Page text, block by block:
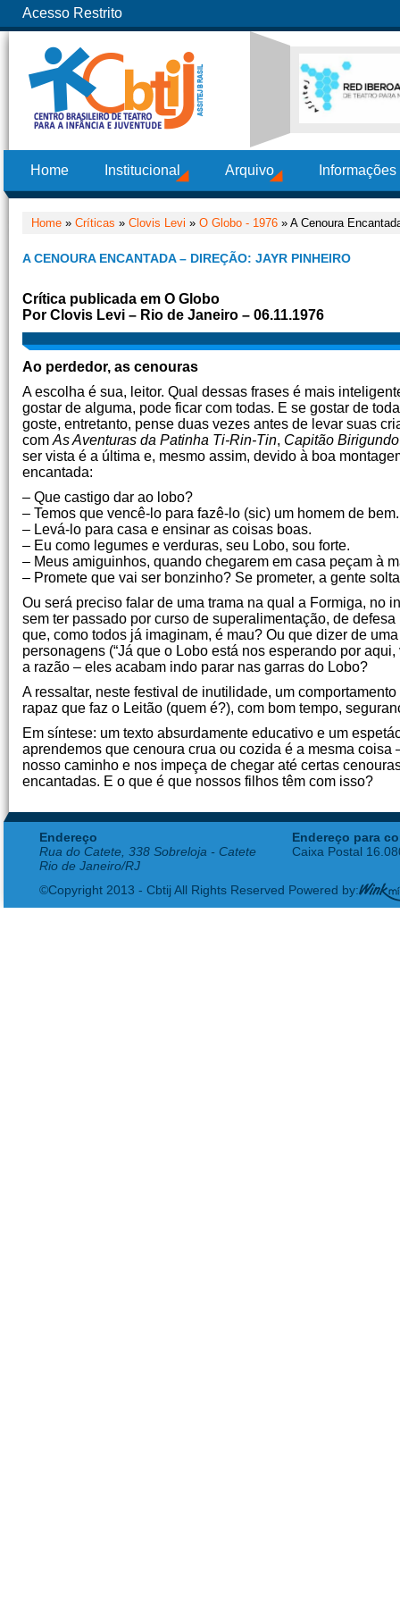
Acesso Restrito
Home Institucional Arquivo
Home » Críticas » Clovis Levi » O Globo - 1976 » A Cenoura
A CENOURA ENCANTADA – DIREÇÃO: JAYR PINHEIRO
Crítica publicada em O Globo
Por Clovis Levi – Rio de Janeiro – 06.11.1976
Ao perdedor, as cenouras
A escolha é sua, leitor. Qual dessas frases é mais
gostar de alguma, pode ficar com todas. E se gostar de
goste, entretanto, pense duas vezes antes de levar suas
com As Aventuras da Patinha Ti-Rin-Tin, Capitão Birigundo
ser vista é a última e, mesmo assim, devido à boa
encantada:
– Que castigo dar ao lobo?
– Temos que vencê-lo para fazê-lo (sic) um homem de bem.
– Levá-lo para casa e ensinar as coisas boas.
– Eu como legumes e verduras, seu Lobo, sou forte.
– Meus amiguinhos, quando chegarem em casa peçam à
– Promete que vai ser bonzinho? Se prometer, a gente
Ou será preciso falar de uma trama na qual a Formiga, no
sem ter passado por curso de superalimentação, de
que, como todos já imaginam, é mau? Ou que dizer de
personagens (“Já que o Lobo está nos esperando por
a razão – eles acabam indo parar nas garras do Lobo?
A ressaltar, neste festival de inutilidade, um
rapaz que faz o Leitão (quem é?), com bom tempo,
Em síntese: um texto absurdamente educativo e um
aprendemos que cenoura crua ou cozida é a mesma
nosso caminho e nos impeça de chegar até certas
encantadas. E o que é que nossos filhos têm com isso?
Endereço
Rua do Catete, 338 Sobreloja - Catete
Rio de Janeiro/RJ
Endereço para
Caixa Postal
©Copyright 2013 - Cbtij All Rights Reserved Powered by: